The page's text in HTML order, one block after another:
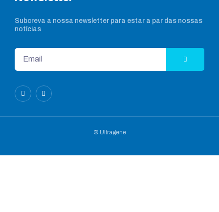
Subcreva a nossa newsletter para estar a par das nossas
notícias
© Ultragene